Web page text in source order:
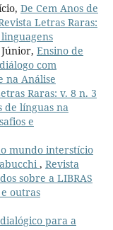
De Cem Anos de
Letras Raras:
Ensino de
com
na Análise
Raras: v. 8 n. 3
de línguas na
e
mundo interstício
, Revista
sobre a LIBRAS
outras
para a